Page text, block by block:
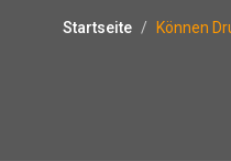
Startseite Können